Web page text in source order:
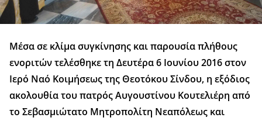
Μέσα σε κλίμα συγκίνησης και παρουσία πλήθους
ενοριτών τελέσθηκε τη Δευτέρα 6 Ιουνίου 2016 στον
Ιερό Ναό Κοιμήσεως της Θεοτόκου Σίνδου, η εξόδιος
ακολουθία του πατρός Αυγουστίνου Κουτελιέρη από
το Σεβασμιώτατο Μητροπολίτη Νεαπόλεως και